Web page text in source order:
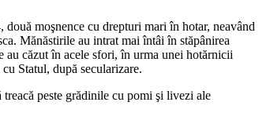
moşnence cu drepturi mari în hotar, neavând
Mănăstirile au intrat mai întâi în stăpânirea
au căzut în acele sfori, în urma unei hotărnicii
Statul, după secularizare.
peste grădinile cu pomi şi livezi ale